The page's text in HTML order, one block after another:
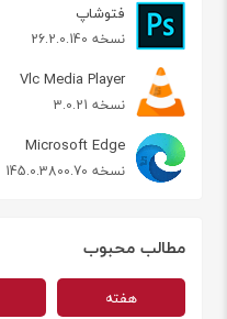
فتوشاپ
نسخه 26.2.0.140
Vlc Media Player
نسخه 3.0.21
Microsoft Edge
نسخه 145.0.3800.70
مطالب محبوب
هفته